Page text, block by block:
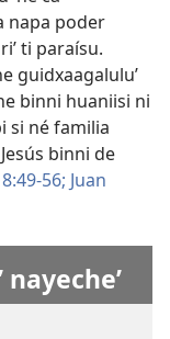
napa poder
ti paraísu.
guidxaagaluluʼ
binni huaniisi ni
si né familia
binni de
56; Juan
nayecheʼ